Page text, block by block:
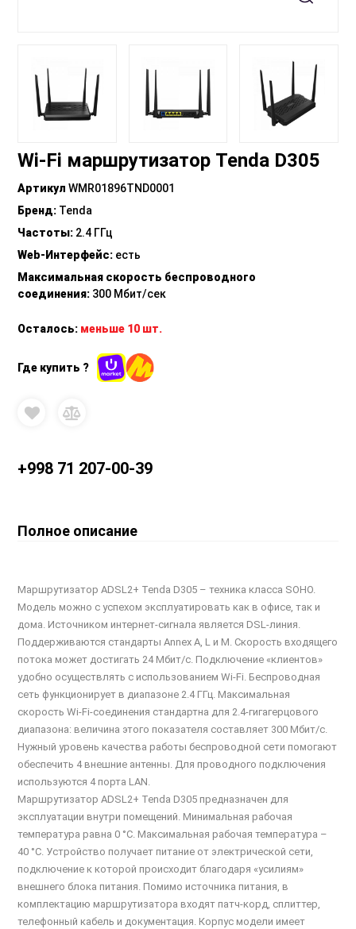
Wi-Fi маршрутизатор Tenda D305
Артикул WMR01896TND0001
Бренд: Tenda
Частоты: 2.4 ГГц
Web-Интерфейс: есть
Максимальная скорость беспроводного
соединения: 300 Мбит/сек
Осталось: меньше 10 шт.
Где купить ?
+998 71 207-00-39
Полное описание
Маршрутизатор ADSL2+ Tenda D305 – техника класса SOHO.
Модель можно с успехом эксплуатировать как в офисе, так и
дома. Источником интернет-сигнала является DSL-линия.
Поддерживаются стандарты Annex A, L и M. Скорость входящего
потока может достигать 24 Мбит/с. Подключение «клиентов»
удобно осуществлять с использованием Wi-Fi. Беспроводная
сеть функционирует в диапазоне 2.4 ГГц. Максимальная
скорость Wi-Fi-соединения стандартна для 2.4-гигагерцового
диапазона: величина этого показателя составляет 300 Мбит/с.
Нужный уровень качества работы беспроводной сети помогают
обеспечить 4 внешние антенны. Для проводного подключения
используются 4 порта LAN.
Маршрутизатор ADSL2+ Tenda D305 предназначен для
эксплуатации внутри помещений. Минимальная рабочая
температура равна 0 °C. Максимальная рабочая температура –
40 °C. Устройство получает питание от электрической сети,
подключение к которой происходит благодаря «усилиям»
внешнего блока питания. Помимо источника питания, в
комплектацию маршрутизатора входят патч-корд, сплиттер,
телефонный кабель и документация. Корпус модели имеет